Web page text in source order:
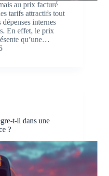
au prix facturé
tarifs attractifs tout
internes
En effet, le prix
qu’une…
t-il dans une
?